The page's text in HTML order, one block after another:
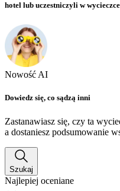
hotel lub uczestniczyli w
Nowość AI
Dowiedz się, co sądzą inni
Zastanawiasz się, czy ta
a dostaniesz podsumowanie
Szukaj
Najlepiej oceniane